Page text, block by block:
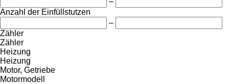
Anzahl der Einfüllstutzen
–
Zähler
Zähler
Heizung
Heizung
Motor, Getriebe
Motormodell